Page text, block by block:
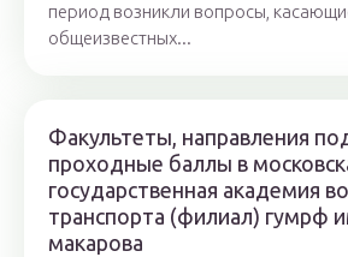
период возникли вопросы,
общеизвестных...
Факультеты, направления
проходные баллы в
государственная академия
транспорта (филиал) гумрф
макарова